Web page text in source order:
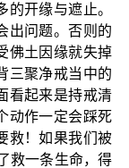
开缘与遮止。
出问题。否则的
佛土因缘就失掉
三聚净戒当中的
看起来是持戒清
动作一定会踩死
救！如果我们被
救一条生命，得